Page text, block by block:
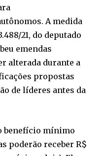
A medida
21, do deputado
emendas
alterada durante a
propostas
de líderes antes da
benefício mínimo
poderão receber R$